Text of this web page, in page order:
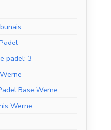
padel: 3
Base Werne
Werne